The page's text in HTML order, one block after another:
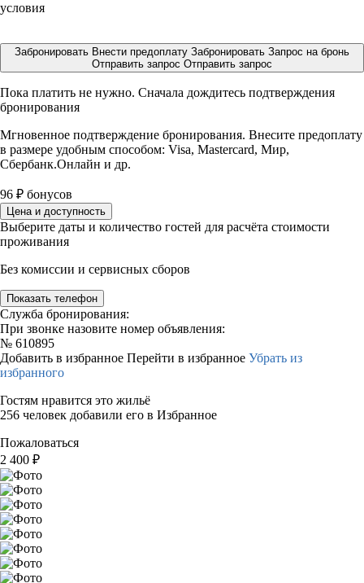
условия
Забронировать Внести предоплату Забронировать Запрос на бронь
Отправить запрос Отправить запрос
Пока платить не нужно. Сначала дождитесь подтверждения
бронирования
Мгновенное подтверждение бронирования. Внесите предоплату
в размере удобным способом: Visa, Mastercard, Мир,
Сбербанк.Онлайн и др.
96 ₽ бонусов
Цена и доступность
Выберите даты и количество гостей для расчёта стоимости
проживания
Без комиссии и сервисных сборов
Показать телефон
Служба бронирования:
При звонке назовите номер объявления:
№ 610895
Добавить в избранное Перейти в избранное Убрать из
избранного
Гостям нравится это жильё
256 человек добавили его в Избранное
Пожаловаться
2 400 ₽